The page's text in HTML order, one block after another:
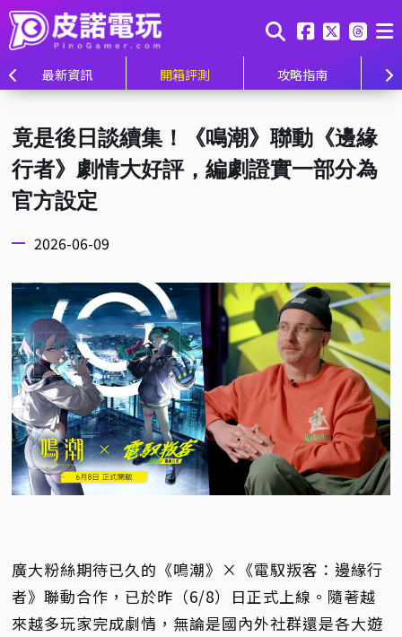
最新資訊 開箱評測 攻略指南
竟是後日談續集！《鳴潮》聯動《邊緣
行者》劇情大好評，編劇證實一部分為
官方設定
2026-06-09
廣大粉絲期待已久的《鳴潮》×《電馭叛客：邊緣行
者》聯動合作，已於昨（6/8）日正式上線。隨著越
來越多玩家完成劇情，無論是國內外社群還是各大遊